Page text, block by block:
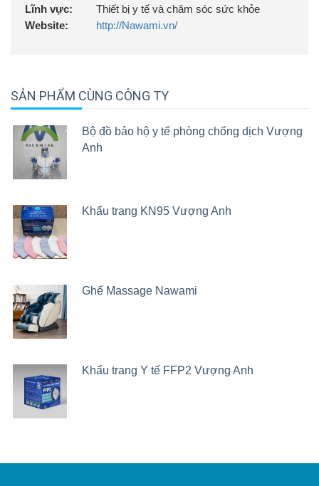
Lĩnh vực:
Thiết bị y tế và chăm sóc sức khỏe
Website:
http://Nawami.vn/
SẢN PHẨM CÙNG CÔNG TY
Bộ đồ bảo hộ y tế phòng chống dịch Vượng
Anh
Khẩu trang KN95 Vượng Anh
Ghế Massage Nawami
Khẩu trang Y tế FFP2 Vượng Anh